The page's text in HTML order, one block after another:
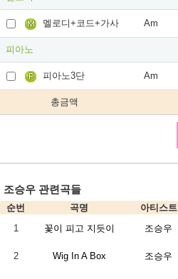
멜로디+코드+가사 Am
피아노
피아노3단 Am
총금액
조승우 관련곡들
순번 곡명 아티스트
1
꽃이 피고 지듯이 조승우
2
Wig In A Box 조승우